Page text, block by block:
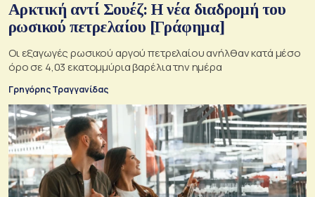
Αρκτική αντί Σουέζ: Η νέα διαδρομή του
ρωσικού πετρελαίου [Γράφημα]
Οι εξαγωγές ρωσικού αργού πετρελαίου ανήλθαν κατά μέσο
όρο σε 4,03 εκατομμύρια βαρέλια την ημέρα
Γρηγόρης Τραγγανίδας